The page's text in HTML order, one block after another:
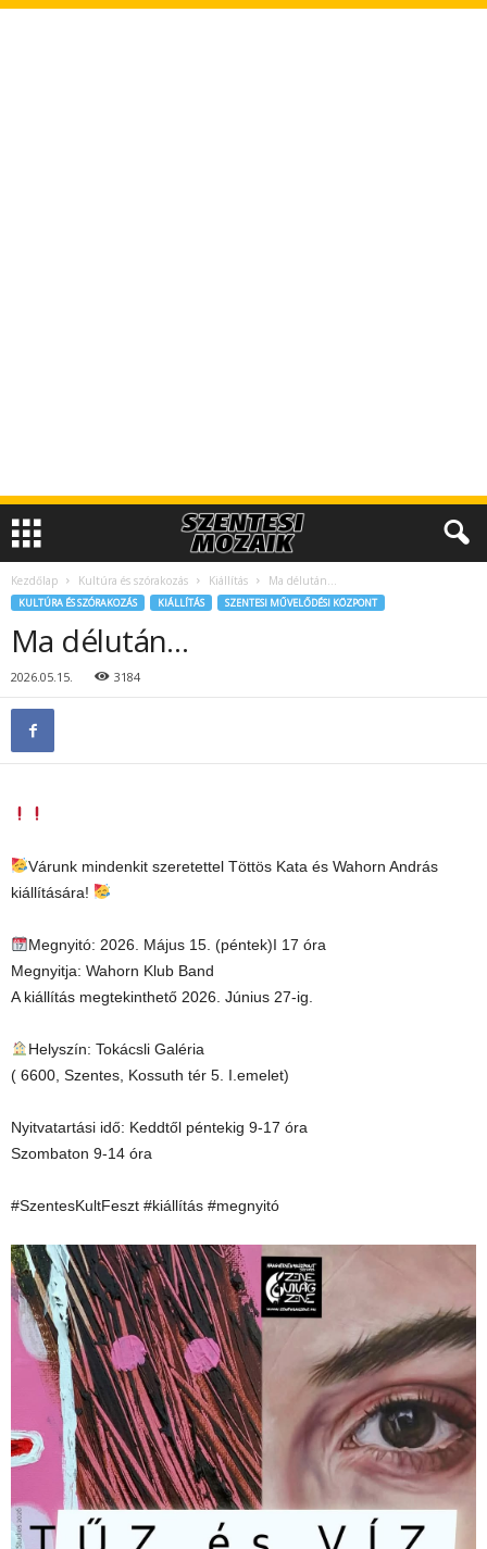
Kezdőlap Kultúra és szórakozás Kiállítás Ma délután…
KULTÚRA ÉS SZÓRAKOZÁS KIÁLLÍTÁS SZENTESI MŰVELŐDÉSI KÖZPONT
Ma délután…
2026.05.15. 3184
Várunk mindenkit szeretettel Töttös Kata és Wahorn András
kiállítására!
Megnyitó: 2026. Május 15. (péntek)I 17 óra
Megnyitja: Wahorn Klub Band
A kiállítás megtekinthető 2026. Június 27-ig.
Helyszín: Tokácsli Galéria
( 6600, Szentes, Kossuth tér 5. I.emelet)
Nyitvatartási idő: Keddtől péntekig 9-17 óra
Szombaton 9-14 óra
#SzentesKultFeszt #kiállítás #megnyitó